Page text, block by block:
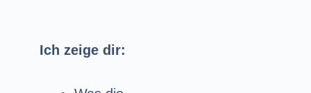
Ich zeige dir: